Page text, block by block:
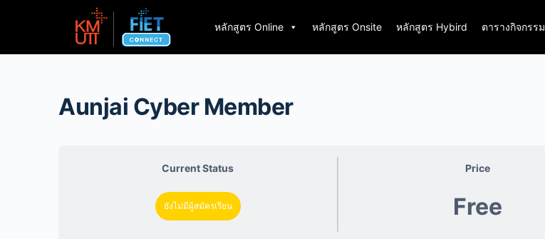
หลักสูตร Online หลักสูตร Onsite หลักสูตร Hybird ตารางกิจกรรม
Aunjai Cyber Member
Current Status
ยังไม่มีผู้สมัครเรียน
Price
Free